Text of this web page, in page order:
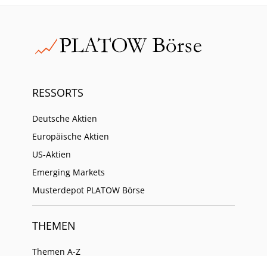
RESSORTS
Deutsche Aktien
Europäische Aktien
US-Aktien
Emerging Markets
Musterdepot PLATOW Börse
THEMEN
Themen A-Z